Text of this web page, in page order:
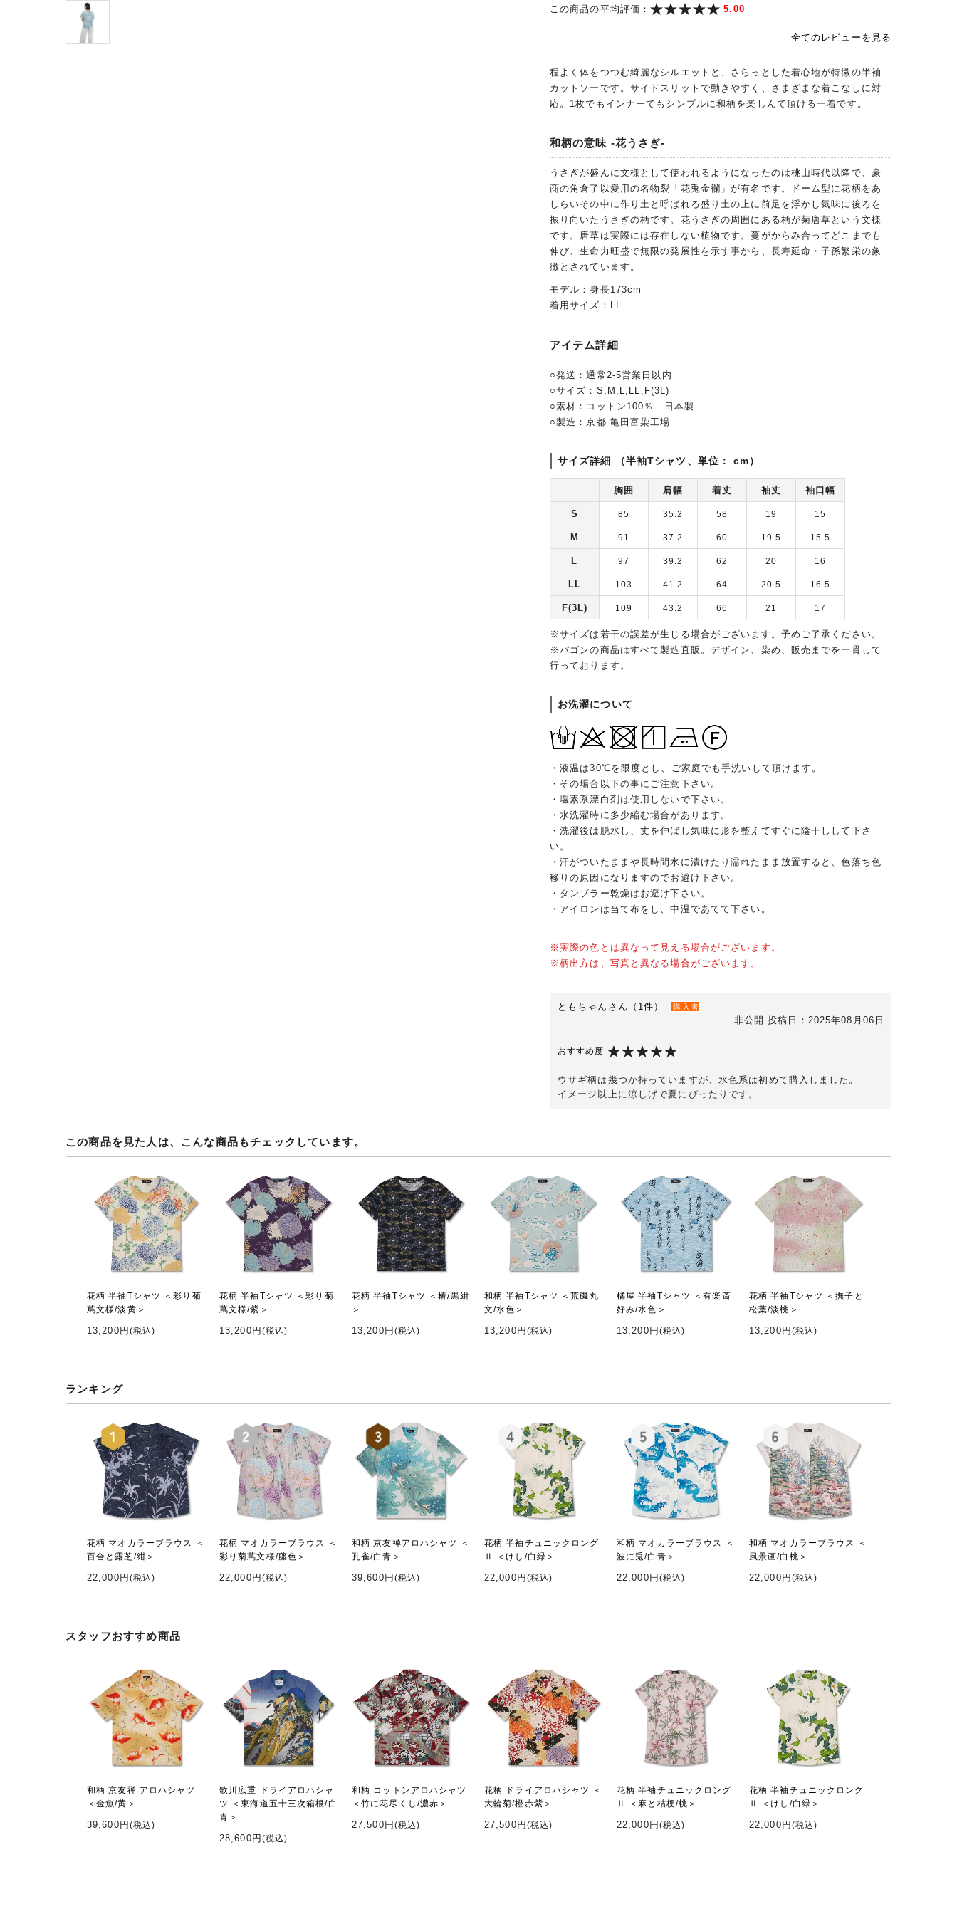
この商品の平均評価： 5.00
全てのレビューを見る
程よく体をつつむ綺麗なシルエットと、さらっとした着心地が特徴の半袖
カットソーです。サイドスリットで動きやすく、さまざまな着こなしに対
応。1枚でもインナーでもシンプルに和柄を楽しんで頂ける一着です。
和柄の意味 -花うさぎ-
うさぎが盛んに文様として使われるようになったのは桃山時代以降で、豪
商の角倉了以愛用の名物裂「花兎金襴」が有名です。ドーム型に花柄をあ
しらいその中に作り土と呼ばれる盛り土の上に前足を浮かし気味に後ろを
振り向いたうさぎの柄です。花うさぎの周囲にある柄が菊唐草という文様
です。唐草は実際には存在しない植物です。蔓がからみ合ってどこまでも
伸び、生命力旺盛で無限の発展性を示す事から、長寿延命・子孫繁栄の象
徴とされています。
モデル：身長173cm
着用サイズ：LL
アイテム詳細
○発送：通常2-5営業日以内
○サイズ：S,M,L,LL,F(3L)
○素材：コットン100％ 日本製
○製造：京都 亀田富染工場
サイズ詳細 （半袖Tシャツ、単位： cm）
胸囲 肩幅 着丈 袖丈 袖口幅
S 85 35.2 58 19 15
M 91 37.2 60 19.5 15.5
L 97 39.2 62 20 16
LL 103 41.2 64 20.5 16.5
F(3L) 109 43.2 66 21 17
※サイズは若干の誤差が生じる場合がございます。予めご了承ください。
※パゴンの商品はすべて製造直販。デザイン、染め、販売までを一貫して
行っております。
お洗濯について
・液温は30℃を限度とし、ご家庭でも手洗いして頂けます。
・その場合以下の事にご注意下さい。
・塩素系漂白剤は使用しないで下さい。
・水洗濯時に多少縮む場合があります。
・洗濯後は脱水し、丈を伸ばし気味に形を整えてすぐに陰干しして下さ
い。
・汗がついたままや長時間水に漬けたり濡れたまま放置すると、色落ち色
移りの原因になりますのでお避け下さい。
・タンブラー乾燥はお避け下さい。
・アイロンは当て布をし、中温であてて下さい。
※実際の色とは異なって見える場合がございます。
※柄出方は、写真と異なる場合がございます。
ともちゃんさん（1件） 購入者
非公開 投稿日：2025年08月06日
おすすめ度
ウサギ柄は幾つか持っていますが、水色系は初めて購入しました。
イメージ以上に涼しげで夏にぴったりです。
この商品を見た人は、こんな商品もチェックしています。
花柄 半袖Tシャツ ＜彩り菊
蔦文様/淡黄＞
13,200円 (税込)
花柄 半袖Tシャツ ＜彩り菊
蔦文様/紫＞
13,200円 (税込)
花柄 半袖Tシャツ ＜椿/黒紺
＞
13,200円 (税込)
和柄 半袖Tシャツ ＜荒磯丸
文/水色＞
13,200円 (税込)
橘屋 半袖Tシャツ ＜有楽斎
好み/水色＞
13,200円 (税込)
花柄 半袖Tシャツ ＜撫子と
松葉/淡桃＞
13,200円 (税込)
ランキング
花柄 マオカラーブラウス ＜
百合と露芝/紺＞
22,000円 (税込)
花柄 マオカラーブラウス ＜
彩り菊蔦文様/藤色＞
22,000円 (税込)
和柄 京友禅アロハシャツ ＜
孔雀/白青＞
39,600円 (税込)
花柄 半袖チュニックロング
Ⅱ ＜けし/白緑＞
22,000円 (税込)
和柄 マオカラーブラウス ＜
波に兎/白青＞
22,000円 (税込)
和柄 マオカラーブラウス ＜
風景画/白桃＞
22,000円 (税込)
スタッフおすすめ商品
和柄 京友禅 アロハシャツ
＜金魚/黄＞
39,600円 (税込)
歌川広重 ドライアロハシャ
ツ ＜東海道五十三次箱根/白
青＞
28,600円 (税込)
和柄 コットンアロハシャツ
＜竹に花尽くし/濃赤＞
27,500円 (税込)
花柄 ドライアロハシャツ ＜
大輪菊/橙赤紫＞
27,500円 (税込)
花柄 半袖チュニックロング
Ⅱ ＜麻と桔梗/桃＞
22,000円 (税込)
花柄 半袖チュニックロング
Ⅱ ＜けし/白緑＞
22,000円 (税込)